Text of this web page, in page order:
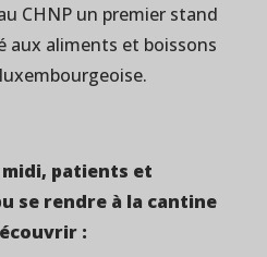
CHNP un premier stand
aux aliments et boissons
midi, patients et
se rendre à la cantine
: